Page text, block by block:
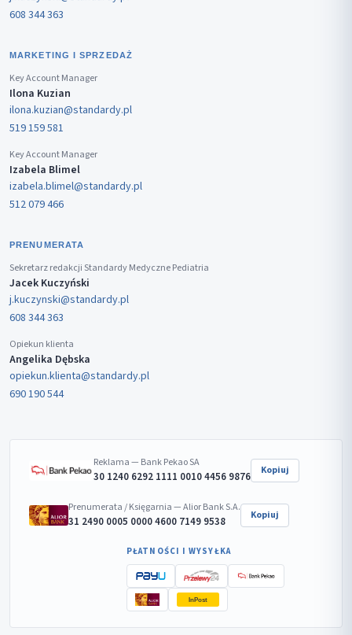
608 344 363
MARKETING I SPRZEDAŻ
Key Account Manager
Ilona Kuzian
ilona.kuzian@standardy.pl
519 159 581
Key Account Manager
Izabela Blimel
izabela.blimel@standardy.pl
512 079 466
PRENUMERATA
Sekretarz redakcji Standardy Medyczne Pediatria
Jacek Kuczyński
j.kuczynski@standardy.pl
608 344 363
Opiekun klienta
Angelika Dębska
opiekun.klienta@standardy.pl
690 190 544
Reklama — Bank Pekao SA
30 1240 6292 1111 0010 4456 9876 Kopiuj
Prenumerata / Księgarnia — Alior Bank S.A.
31 2490 0005 0000 4600 7149 9538 Kopiuj
PŁATNOŚCI I WYSYŁKA
InPost